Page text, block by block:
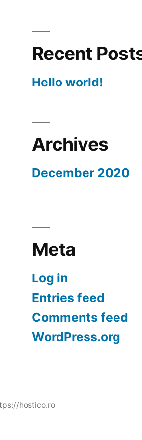
Recent
Hello world!
Archives
December 2020
Meta
Log in
Entries feed
Comments feed
WordPress.org
hostico.ro